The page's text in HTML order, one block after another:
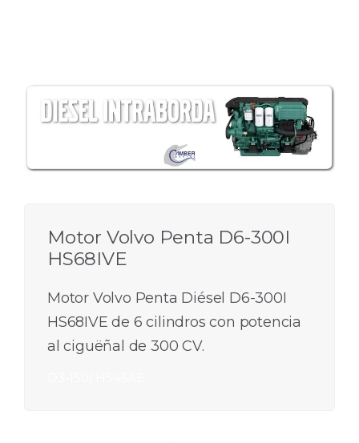
Motor Volvo Penta D6-300I
HS68IVE
Motor Volvo Penta Diésel D6-300I
HS68IVE de 6 cilindros con potencia
al ciguëñal de 300 CV.